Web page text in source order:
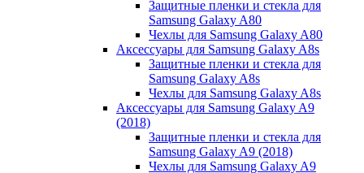
Защитные пленки и стекла для
Samsung Galaxy A80
Чехлы для Samsung Galaxy A80
Аксессуары для Samsung Galaxy A8s
Защитные пленки и стекла для
Samsung Galaxy A8s
Чехлы для Samsung Galaxy A8s
Аксессуары для Samsung Galaxy A9
(2018)
Защитные пленки и стекла для
Samsung Galaxy A9 (2018)
Чехлы для Samsung Galaxy A9